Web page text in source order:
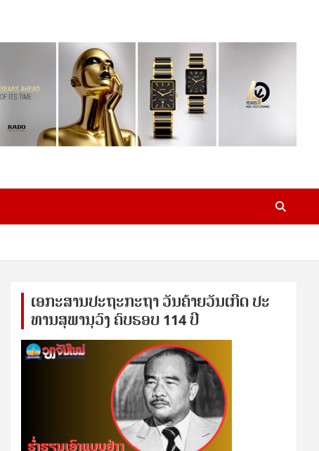
ເອ​ກະ​ສານ​ປະ​ຖະ​ກະ​ຖ​າ ວັນ​ຄ້າຍ​ວັນ​ເກີດ ປ​ະ​
ທານ​ສຸ​ພາ​ນຸ​ວົງ ຄົບ​ຮອບ 114 ປີ